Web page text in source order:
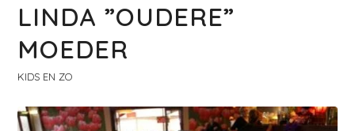
LINDA ”OUDERE”
MOEDER
KIDS EN ZO